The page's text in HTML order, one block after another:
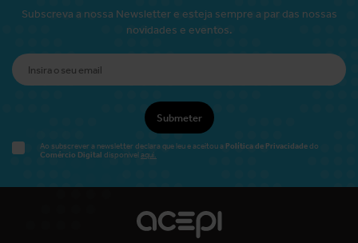
Subscreva a nossa Newsletter e esteja sempre a par das nossas
novidades e eventos.
Submeter
Ao subscrever a newsletter declara que leu e aceitou a Política de Privacidadedo
Comércio Digital disponível aqui.